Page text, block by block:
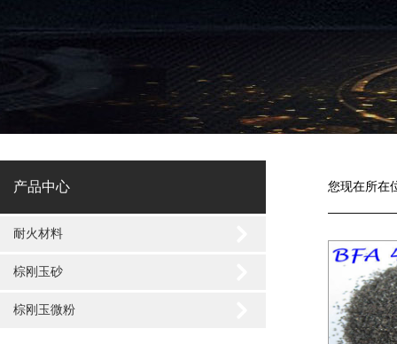
产品中心
耐火材料
棕刚玉砂
棕刚玉微粉
您现在所在